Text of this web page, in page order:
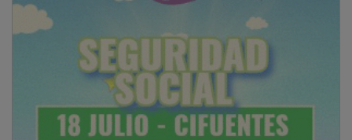
enfrentan muchas familias cada día para recordarnos
que la pobreza es, muchas veces, no poder elegir. En
este contexto, en CaixaBank trabajamos con la
Fundación ”la Caixa” y la FESBAL para ofrecer
distintos canales de donación (Bizum, banca digital,
web y oficinas) con el fin de que cualquier persona,
sea cliente o no, pueda colaborar de forma sencilla,